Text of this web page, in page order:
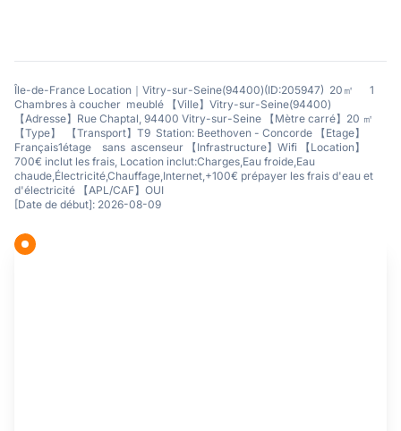
Île-de-France Location｜Vitry-sur-Seine(94400)(ID:205947) 20㎡ 1
Chambres à coucher meublé 【Ville】Vitry-sur-Seine(94400)
【Adresse】Rue Chaptal, 94400 Vitry-sur-Seine 【Mètre carré】20 ㎡
【Type】 【Transport】T9 Station: Beethoven - Concorde 【Etage】
Français1étage sans ascenseur 【Infrastructure】Wifi 【Location】
700€ inclut les frais, Location inclut:Charges,Eau froide,Eau
chaude,Électricité,Chauffage,Internet,+100€ prépayer les frais d'eau et
d'électricité 【APL/CAF】OUI
[Date de début]: 2026-08-09